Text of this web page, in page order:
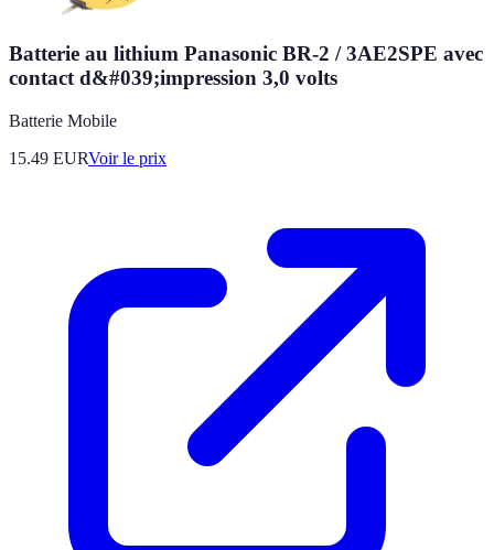
Batterie au lithium Panasonic BR-2 / 3AE2SPE avec
contact d&#039;impression 3,0 volts
Batterie Mobile
15.49 EURVoir le prix